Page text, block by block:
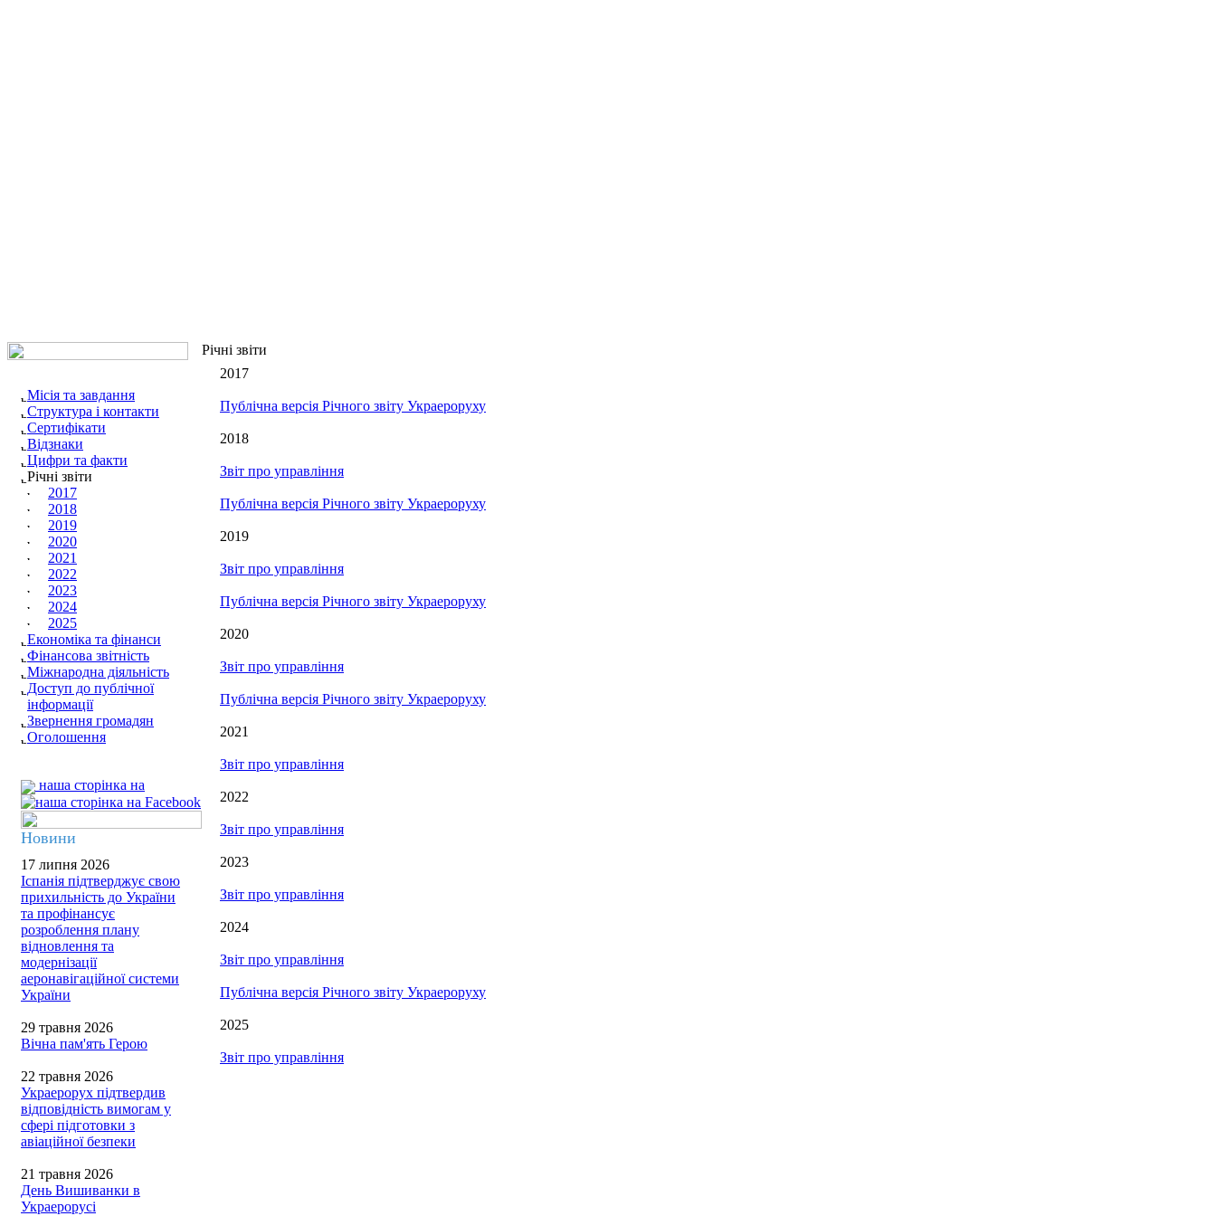
Місія та завдання
Структура і контакти
Сертифікати
Відзнаки
Цифри та факти
Річні звіти
2017
2018
2019
2020
2021
2022
2023
2024
2025
Економіка та фінанси
Фінансова звітність
Міжнародна діяльність
Доступ до публічної
інформації
Звернення громадян
Оголошення
наша сторінка на
Новини
17 липня 2026
Іспанія підтверджує свою
прихильність до України
та профінансує
розроблення плану
відновлення та
модернізації
аеронавігаційної системи
України
29 травня 2026
Вічна пам'ять Герою
22 травня 2026
Украерорух підтвердив
відповідність вимогам у
сфері підготовки з
авіаційної безпеки
21 травня 2026
День Вишиванки в
Украерорусі
Річні звіти
2017
Публічна версія Річного звіту Украероруху
2018
Звіт про управління
Публічна версія Річного звіту Украероруху
2019
Звіт про управління
Публічна версія Річного звіту Украероруху
2020
Звіт про управління
Публічна версія Річного звіту Украероруху
2021
Звіт про управління
2022
Звіт про управління
2023
Звіт про управління
2024
Звіт про управління
Публічна версія Річного звіту Украероруху
2025
Звіт про управління